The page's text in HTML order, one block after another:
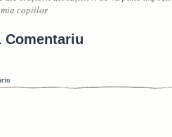
copiilor
Comentariu